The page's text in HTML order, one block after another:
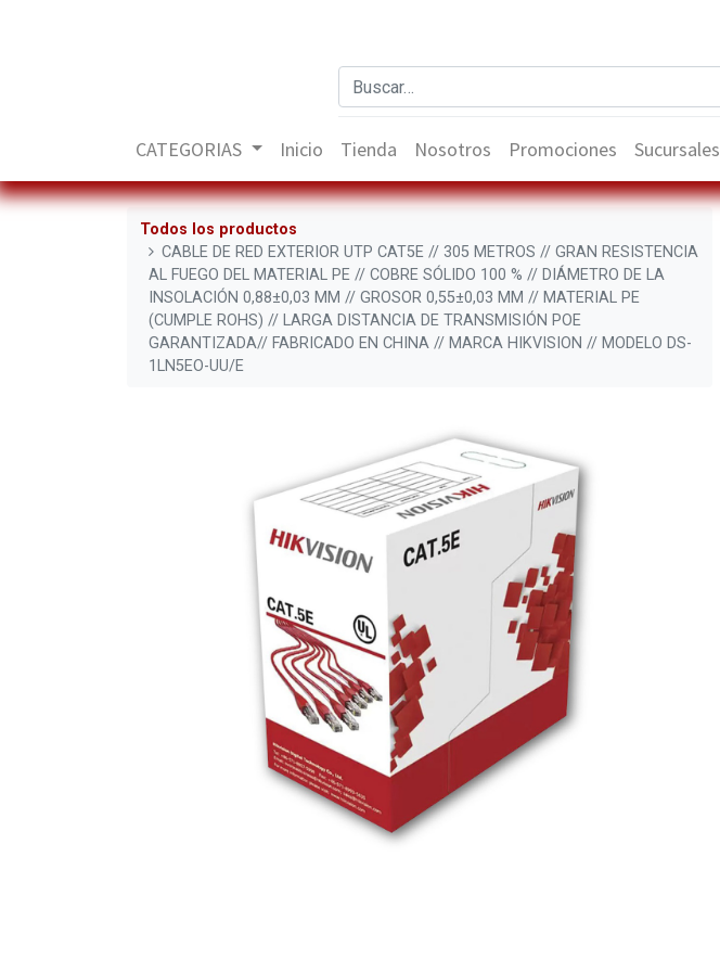
CATEGORIAS Inicio Tienda Nosotros Promociones Sucursales
Todos los productos
CABLE DE RED EXTERIOR UTP CAT5E // 305 METROS // GRAN RESISTENCIA
AL FUEGO DEL MATERIAL PE // COBRE SÓLIDO 100 % // DIÁMETRO DE LA
INSOLACIÓN 0,88±0,03 MM // GROSOR 0,55±0,03 MM // MATERIAL PE
(CUMPLE ROHS) // LARGA DISTANCIA DE TRANSMISIÓN POE
GARANTIZADA// FABRICADO EN CHINA // MARCA HIKVISION // MODELO DS-
1LN5EO-UU/E